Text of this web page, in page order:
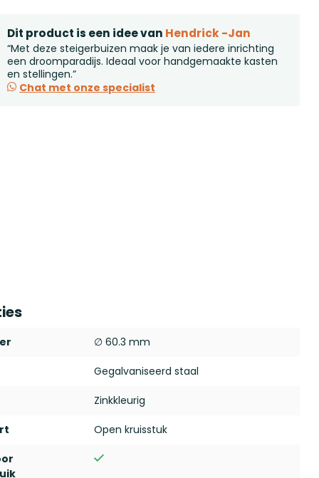
Dit product is een idee van Hendrick -Jan
“Met deze steigerbuizen maak je van iedere inrichting
een droomparadijs. Ideaal voor handgemaakte kasten
en stellingen.”
Chat met onze specialist
∅ 60.3 mm
Gegalvaniseerd staal
Zinkkleurig
Open kruisstuk